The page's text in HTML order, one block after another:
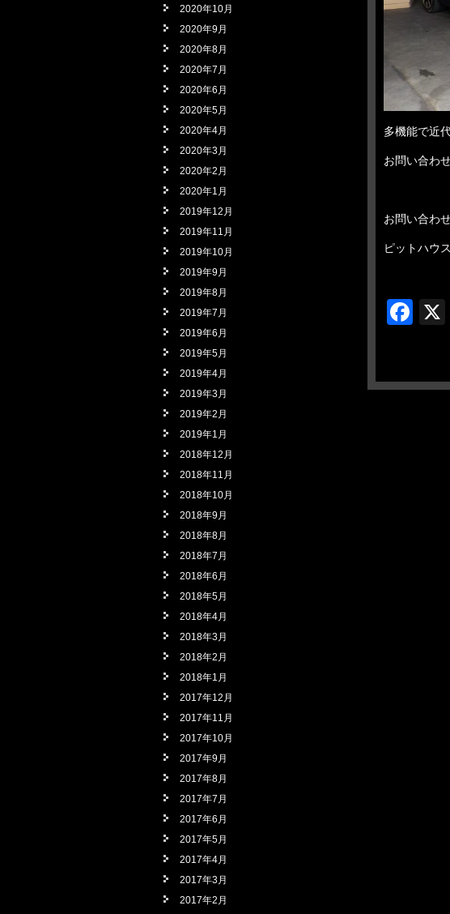
多機能で近
お問い合わ
お問い合わ
ピットハウ
2020年10月
2020年9月
2020年8月
2020年7月
2020年6月
2020年5月
2020年4月
2020年3月
2020年2月
2020年1月
2019年12月
2019年11月
2019年10月
2019年9月
2019年8月
2019年7月
2019年6月
2019年5月
2019年4月
2019年3月
2019年2月
2019年1月
2018年12月
2018年11月
2018年10月
2018年9月
2018年8月
2018年7月
2018年6月
2018年5月
2018年4月
2018年3月
2018年2月
2018年1月
2017年12月
2017年11月
2017年10月
2017年9月
2017年8月
2017年7月
2017年6月
2017年5月
2017年4月
2017年3月
2017年2月